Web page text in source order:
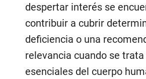
despertar interés se
contribuir a cubrir
deficiencia o una
relevancia cuando se
esenciales del cuerpo